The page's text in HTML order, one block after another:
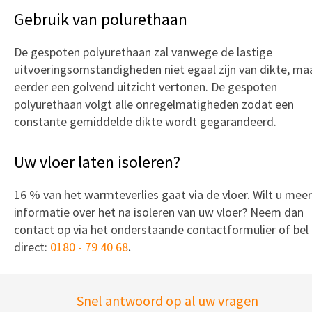
Gebruik van polurethaan
De gespoten polyurethaan zal vanwege de lastige
uitvoeringsomstandigheden niet egaal zijn van dikte,
eerder een golvend uitzicht vertonen. De gespoten
polyurethaan volgt alle onregelmatigheden zodat een
constante gemiddelde dikte wordt gegarandeerd.
Uw vloer laten isoleren?
16 % van het warmteverlies gaat via de vloer. Wilt u meer
informatie over het na isoleren van uw vloer? Neem dan
contact op via het onderstaande contactformulier of bel
direct: 0180 - 79 40 68.
Snel antwoord op al uw vragen